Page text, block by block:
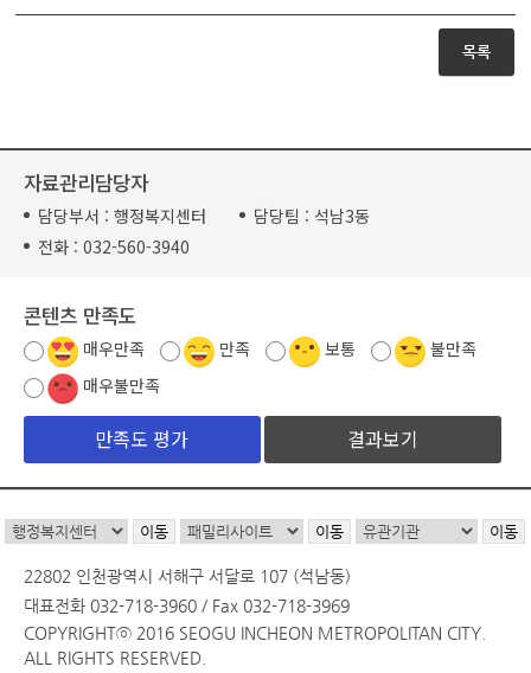
목록
자료관리담당자
담당부서 : 행정복지센터 담당팀 : 석남3동
전화 : 032-560-3940
콘텐츠 만족도
매우만족 만족 보통
불만족
매우불만족
결과보기
22802 인천광역시 서해구 서달로 107 (석남동)
대표전화 032-718-3960 / Fax 032-718-3969
COPYRIGHTⓒ 2016 SEOGU INCHEON METROPOLITAN CITY.
ALL RIGHTS RESERVED.